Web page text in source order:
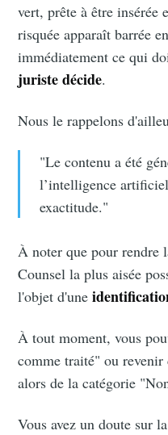
vert, prête à être insérée
risquée apparaît barrée
immédiatement ce qui
juriste décide.
Nous le rappelons
"Le contenu a été
l’intelligence
exactitude."
À noter que pour rendre
Counsel la plus aisée
l'objet d'une
À tout moment, vous
comme traité" ou
alors de la catégorie
Vous avez un doute sur